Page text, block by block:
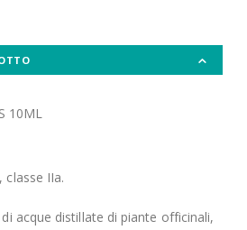
10ML
classe IIa.
acque distillate di piante officinali,